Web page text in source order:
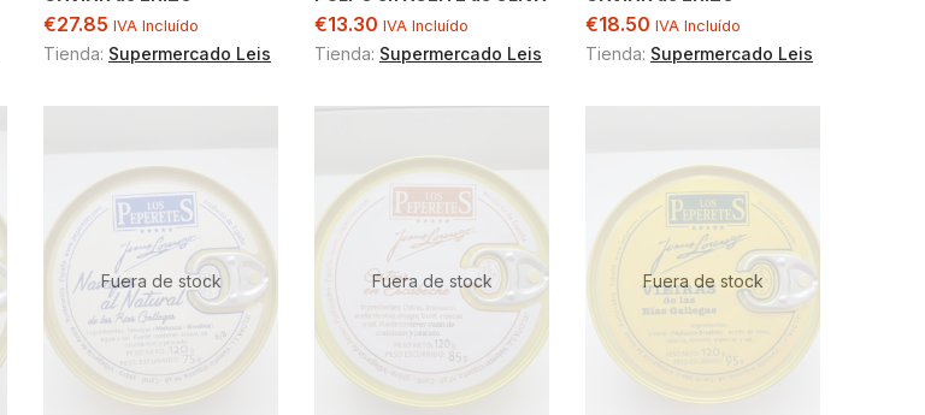
€27.85 IVA Incluído
Tienda: Supermercado Leis
€13.30 IVA Incluído
Tienda: Supermercado Leis
€18.50 IVA Incluído
Tienda: Supermercado Leis
Fuera de stock Fuera de stock Fuera de stock